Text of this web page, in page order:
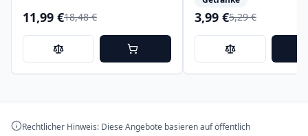
11,99 €18,48 € 3,99 €5,29 €
Rechtlicher Hinweis: Diese Angebote basieren auf öffentlich